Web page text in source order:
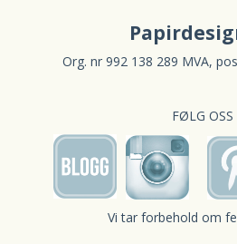
Org. nr 992 138 289 MVA,
FØLG OSS
Vi tar forbehold om